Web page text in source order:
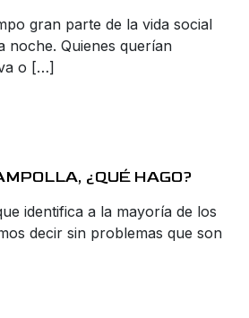
gran parte de la vida social
noche. Quienes querían
o […]
¿QUÉ HAGO?
identifica a la mayoría de los
decir sin problemas que son